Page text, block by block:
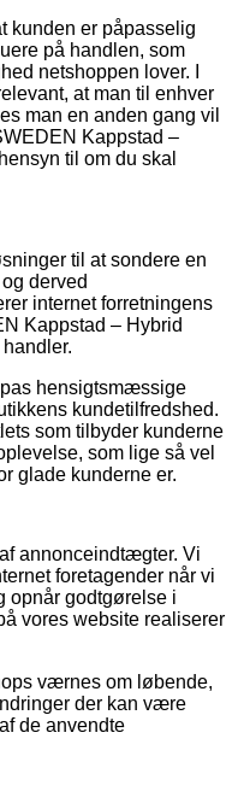
kunden er påpasselig
på handlen, som
netshoppen lover. I
at man til enhver
man en anden gang vil
Kappstad –
til om du skal
til at sondere en
derved
internet forretningens
Kappstad – Hybrid
hensigtsmæssige
kundetilfredshed.
som tilbyder kunderne
som lige så vel
glade kunderne er.
annonceindtægter. Vi
foretagender når vi
opnår godtgørelse i
vores website realiserer
værnes om løbende,
der kan være
de anvendte